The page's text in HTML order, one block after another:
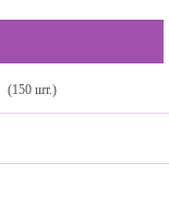
(150 шт.)